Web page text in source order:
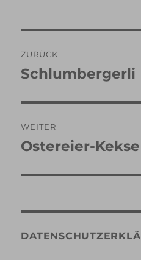
ZURÜCK
Vorheriger
Schlumbergerli
WEITER
Nächster
Ostereier-Kekse